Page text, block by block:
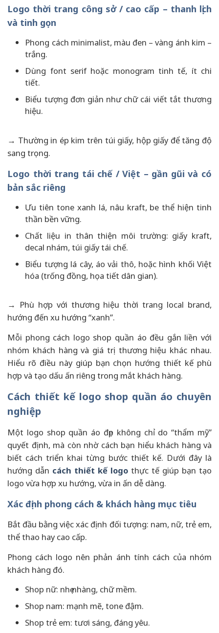
Logo thời trang công sở / cao cấp – thanh lịch
và tinh gọn
Phong cách minimalist, màu đen – vàng ánh kim –
trắng.
Dùng font serif hoặc monogram tinh tế, ít chi
tiết.
Biểu tượng đơn giản như chữ cái viết tắt thương
hiệu.
→ Thường in ép kim trên túi giấy, hộp giấy để tăng độ
sang trọng.
Logo thời trang tái chế / Việt – gần gũi và có
bản sắc riêng
Ưu tiên tone xanh lá, nâu kraft, be thể hiện tinh
thần bền vững.
Chất liệu in thân thiện môi trường: giấy kraft,
decal nhám, túi giấy tái chế.
Biểu tượng lá cây, áo vải thô, hoặc hình khối Việt
hóa (trống đồng, họa tiết dân gian).
→ Phù hợp với thương hiệu thời trang local brand,
hướng đến xu hướng “xanh”.
Mỗi phong cách logo shop quần áo đều gắn liền với
nhóm khách hàng và giá trị thương hiệu khác nhau.
Hiểu rõ điều này giúp bạn chọn hướng thiết kế phù
hợp và tạo dấu ấn riêng trong mắt khách hàng.
Cách thiết kế logo shop quần áo chuyên
nghiệp
Một logo shop quần áo đẹp không chỉ do “thẩm mỹ”
quyết định, mà còn nhờ cách bạn hiểu khách hàng và
biết cách triển khai từng bước thiết kế. Dưới đây là
hướng dẫn cách thiết kế logo thực tế giúp bạn tạo
logo vừa hợp xu hướng, vừa in ấn dễ dàng.
Xác định phong cách & khách hàng mục tiêu
Bắt đầu bằng việc xác định đối tượng: nam, nữ, trẻ em,
thể thao hay cao cấp.
Phong cách logo nên phản ánh tính cách của nhóm
khách hàng đó.
Shop nữ: nhẹ nhàng, chữ mềm.
Shop nam: mạnh mẽ, tone đậm.
Shop trẻ em: tươi sáng, đáng yêu.